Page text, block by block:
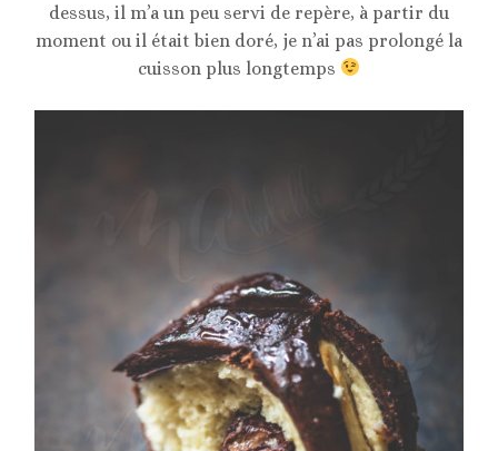
dessus, il m’a un peu servi de repère, à partir du
moment ou il était bien doré, je n’ai pas prolongé la
cuisson plus longtemps